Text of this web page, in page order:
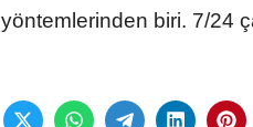
yöntemlerinden biri. 7/24